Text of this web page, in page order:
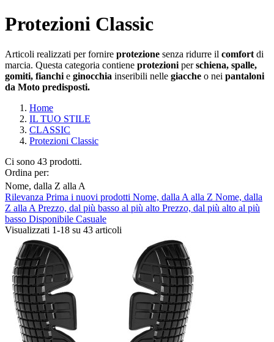
Protezioni Classic
Articoli realizzati per fornire protezione senza ridurre il comfort di
marcia. Questa categoria contiene protezioni perschiena, spalle,
gomiti, fianchi e ginocchia inseribili nelle giacche o nei pantaloni
da Moto predisposti.
Home
IL TUO STILE
CLASSIC
Protezioni Classic
Cancella filtri
Composizione
Antivento
Produttori
ABUS 0
AGV 0
ALPINESTARS
ARAI 0
Ci sono 43 prodotti.
Ordina per:
Nome, dalla Z alla A
Rilevanza Prima i nuovi prodotti Nome, dalla A alla Z Nome, dalla
Z alla A Prezzo, dal più basso al più alto Prezzo, dal più alto al più
basso Disponibile Casuale
Visualizzati 1-18 su 43 articoli